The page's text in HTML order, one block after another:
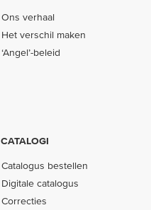
Ons verhaal
Het verschil maken
‘Angel’-beleid
CATALOGI
Catalogus bestellen
Digitale catalogus
Correcties